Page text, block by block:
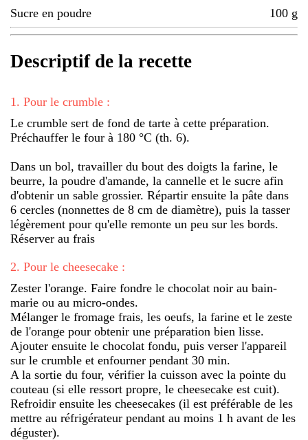
Sucre en poudre 100 g
Descriptif de la recette
1 . Pour le crumble :
Le crumble sert de fond de tarte à cette préparation.
Préchauffer le four à 180 °C (th. 6).
Dans un bol, travailler du bout des doigts la farine, le
beurre, la poudre d'amande, la cannelle et le sucre afin
d'obtenir un sable grossier. Répartir ensuite la pâte dans
6 cercles (nonnettes de 8 cm de diamètre), puis la tasser
légèrement pour qu'elle remonte un peu sur les bords.
Réserver au frais
2. Pour le cheesecake :
Zester l'orange. Faire fondre le chocolat noir au bain-
marie ou au micro-ondes.
Mélanger le fromage frais, les oeufs, la farine et le zeste
de l'orange pour obtenir une préparation bien lisse.
Ajouter ensuite le chocolat fondu, puis verser l'appareil
sur le crumble et enfourner pendant 30 min.
A la sortie du four, vérifier la cuisson avec la pointe du
couteau (si elle ressort propre, le cheesecake est cuit).
Refroidir ensuite les cheesecakes (il est préférable de les
mettre au réfrigérateur pendant au moins 1 h avant de les
déguster).